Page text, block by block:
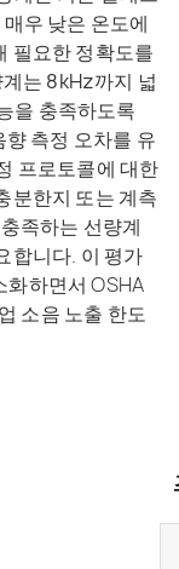
우 낮은 온도에
필요한 정확도를
는 8kHz까지 넓
을 충족하도록
측정 오차를 유
프로토콜에 대한
분한지 또는 계측
족하는 선량계
합니다. 이 평가
화하면서 OSHA
소음 노출 한도